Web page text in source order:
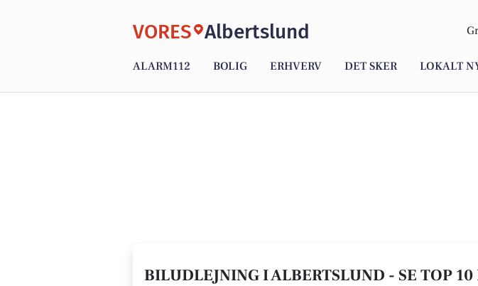
VORES Albertslund
ALARM112 BOLIG ERHVERV DET SKER LOKALT
BILUDLEJNING I ALBERTSLUND - SE TOP